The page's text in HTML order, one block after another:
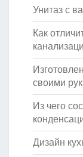
Унитаз с
Как
своими
Из чего
Дизайн